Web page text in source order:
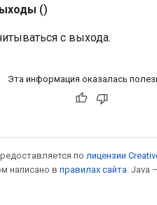
()
с выхода.
Эта информация оказалась
по лицензии
написано в правилах сайта .